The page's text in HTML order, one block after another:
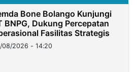
Bone Bolango Kunjungi
BNPG, Dukung Percepatan
Fasilitas Strategis
08/2026 - 14:20